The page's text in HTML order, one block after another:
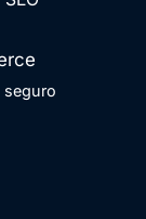
seguro